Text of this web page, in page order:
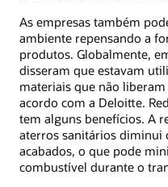
As empresas também
ambiente repensando a
produtos. Globalmente,
disseram que estavam
materiais que não
acordo com a Deloitte.
tem alguns benefícios. A
aterros sanitários diminui
acabados, o que pode
combustível durante o